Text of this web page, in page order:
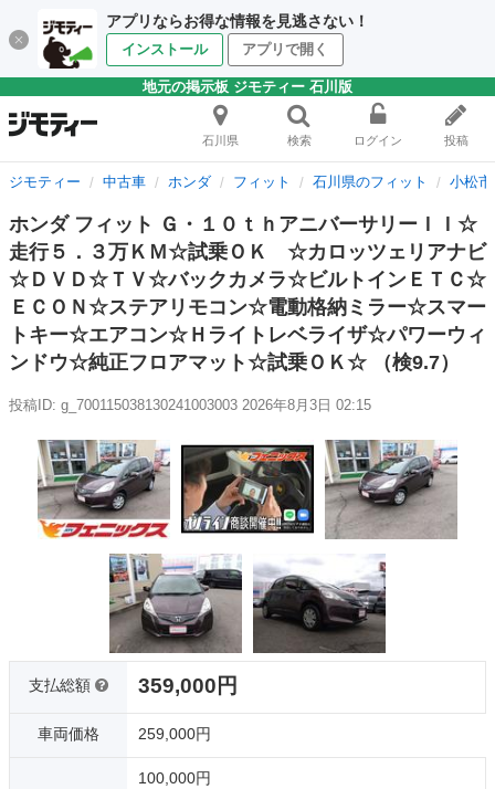
アプリならお得な情報を見逃さない！
インストール アプリで開く
地元の掲示板 ジモティー 石川版
石川県 検索 ログイン 投稿
ジモティー 中古車 ホンダ フィット 石川県のフィット 小松
ホンダ フィット Ｇ・１０ｔｈアニバーサリーＩＩ☆
走行５．３万ＫＭ☆試乗ＯＫ ☆カロッツェリアナビ
☆ＤＶＤ☆ＴＶ☆バックカメラ☆ビルトインＥＴＣ☆
ＥＣＯＮ☆ステアリモコン☆電動格納ミラー☆スマー
トキー☆エアコン☆Ｈライトレベライザ☆パワーウィ
ンドウ☆純正フロアマット☆試乗ＯＫ☆ （検9.7）
投稿ID: g_700115038130241003003 2026年8月3日 02:15
支払総額 359,000円
車両価格 259,000円
100,000円